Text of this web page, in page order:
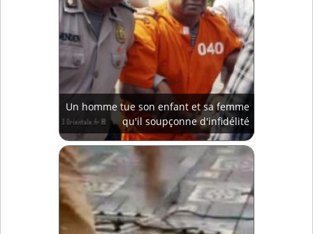
Un homme tue son enfant et sa femme
qu'il soupçonne d'infidélité